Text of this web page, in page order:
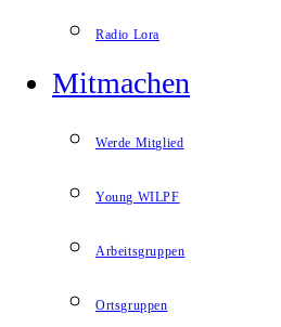
Radio Lora
Mitmachen
Werde Mitglied
Young WILPF
Arbeitsgruppen
Ortsgruppen